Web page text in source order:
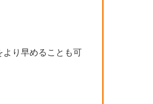
より早めることも可